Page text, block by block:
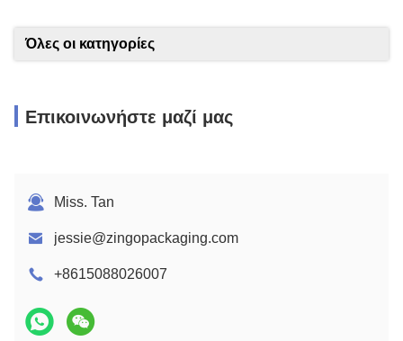
Όλες οι κατηγορίες
Επικοινωνήστε μαζί μας
Miss. Tan
jessie@zingopackaging.com
+8615088026007